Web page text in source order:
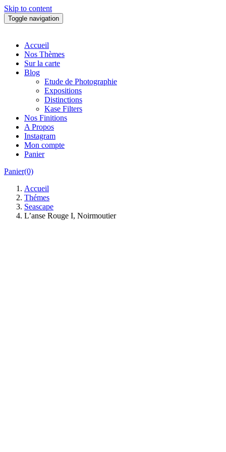
Skip to content
Toggle navigation
Accueil
Nos Thèmes
Sur la carte
Blog
Etude de Photographie
Expositions
Distinctions
Kase Filters
Nos Finitions
A Propos
Instagram
Mon compte
Panier
Panier(0)
Accueil
Thémes
Seascape
L’anse Rouge I, Noirmoutier